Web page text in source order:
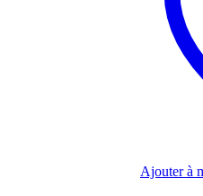
options
peuvent
choisies
Ajouter à